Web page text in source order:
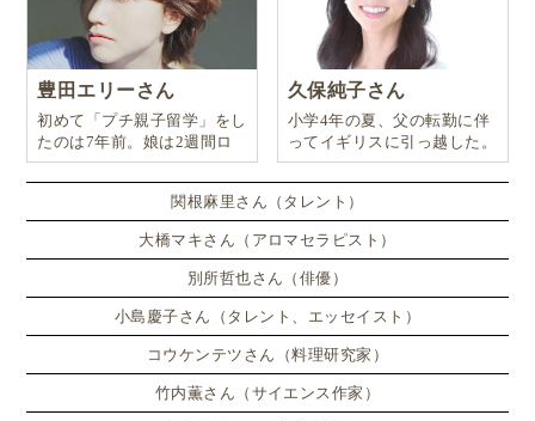
豊田エリーさん
初めて「プチ親子留学」をし
たのは7年前。娘は2週間ロ
ンドンのサマースクールに通
い、英語劇に挑戦したり、
久保純子さん
小学4年の夏、父の転勤に伴
ってイギリスに引っ越した。
関根麻里さん（タレント）
大橋マキさん（アロマセラピスト）
別所哲也さん（俳優）
小島慶子さん（タレント、エッセイスト）
コウケンテツさん（料理研究家）
竹内薫さん（サイエンス作家）